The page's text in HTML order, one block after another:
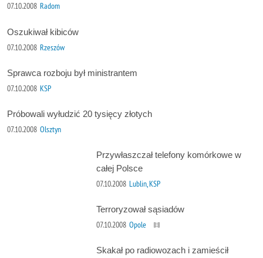
07.10.2008 Radom
Oszukiwał kibiców
07.10.2008 Rzeszów
Sprawca rozboju był ministrantem
07.10.2008 KSP
Próbowali wyłudzić 20 tysięcy złotych
07.10.2008 Olsztyn
Przywłaszczał telefony komórkowe w
całej Polsce
07.10.2008 Lublin, KSP
Terroryzował sąsiadów
07.10.2008 Opole
Skakał po radiowozach i zamieścił